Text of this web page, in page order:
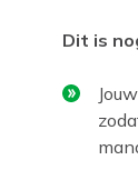
Dit is